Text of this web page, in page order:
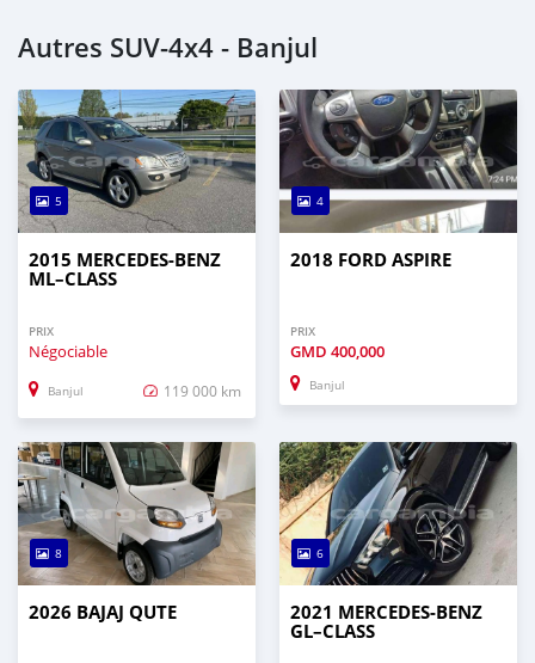
Autres SUV‒4x4 - Banjul
5
2015 MERCEDES‒BENZ
ML–CLASS
PRIX
Négociable
Banjul 119 000 km
4
2018 FORD ASPIRE
PRIX
GMD 400,000
Banjul
8
2026 BAJAJ QUTE
6
2021 MERCEDES‒BENZ
GL–CLASS